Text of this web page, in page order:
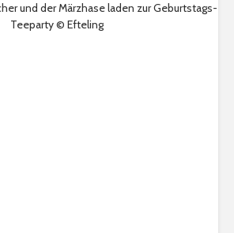
und der Märzhase laden zur Geburtstags-
Teeparty © Efteling